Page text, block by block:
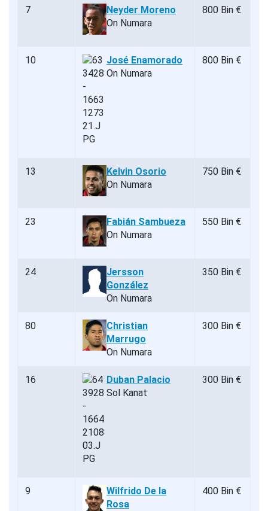
7
Neyder Moreno
On Numara
800 Bin €
10
José Enamorado
On Numara
800 Bin €
13
Kelvin Osorio
On Numara
750 Bin €
23
Fabián Sambueza
On Numara
550 Bin €
24
Jersson
González
On Numara
350 Bin €
80
Christian
Marrugo
On Numara
300 Bin €
16
Duban Palacio
Sol Kanat
300 Bin €
9
Wilfrido De la
Rosa
400 Bin €